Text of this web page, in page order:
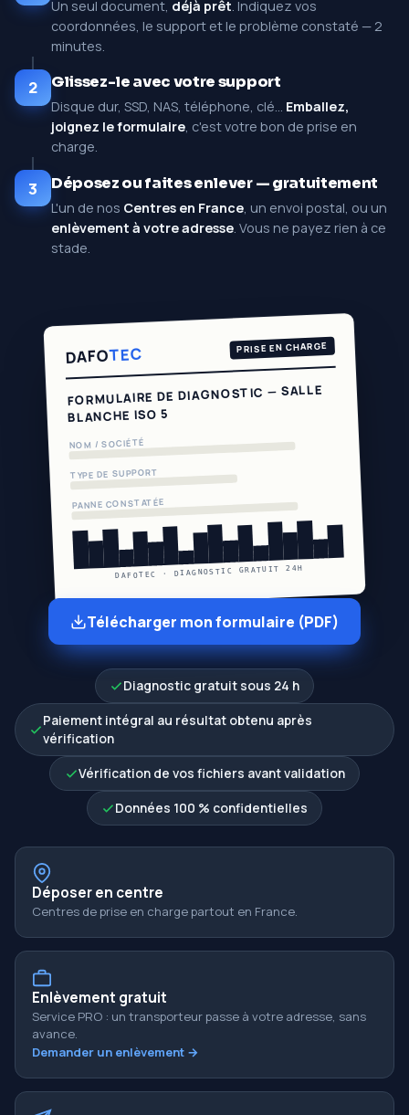
Un seul document, déjà prêt. Indiquez vos
coordonnées, le support et le problème constaté — 2
minutes.
2 Glissez-le avec votre support
Disque dur, SSD, NAS, téléphone, clé… Emballez,
joignez le formulaire, c'est votre bon de prise en
charge.
3 Déposez ou faites enlever — gratuitement
L'un de nos Centres en France , un envoi postal, ou un
enlèvement à votre adresse . Vous ne payez rien à ce
stade.
DAFOTEC PRISE EN CHARGE
FORMULAIRE DE DIAGNOSTIC — SALLE
BLANCHE ISO 5
NOM / SOCIÉTÉ
TYPE DE SUPPORT
PANNE CONSTATÉE
DAFOTEC · DIAGNOSTIC GRATUIT 24H
Télécharger mon formulaire (PDF)
Diagnostic gratuit sous 24 h
Paiement intégral au résultat obtenu après
vérification
Vérification de vos fichiers avant validation
Données 100 % confidentielles
Déposer en centre
Centres de prise en charge partout en France.
Enlèvement gratuit
Service PRO : un transporteur passe à votre adresse, sans
avance.
Demander un enlèvement →